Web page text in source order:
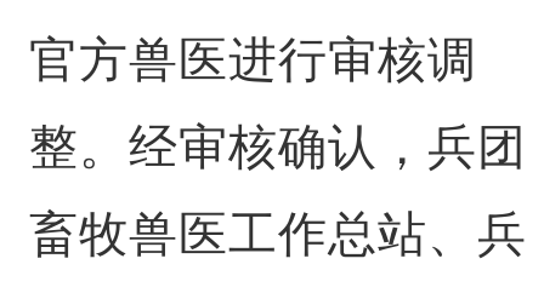
官方兽医进行审核调
整。经审核确认，兵团
畜牧兽医工作总站、兵